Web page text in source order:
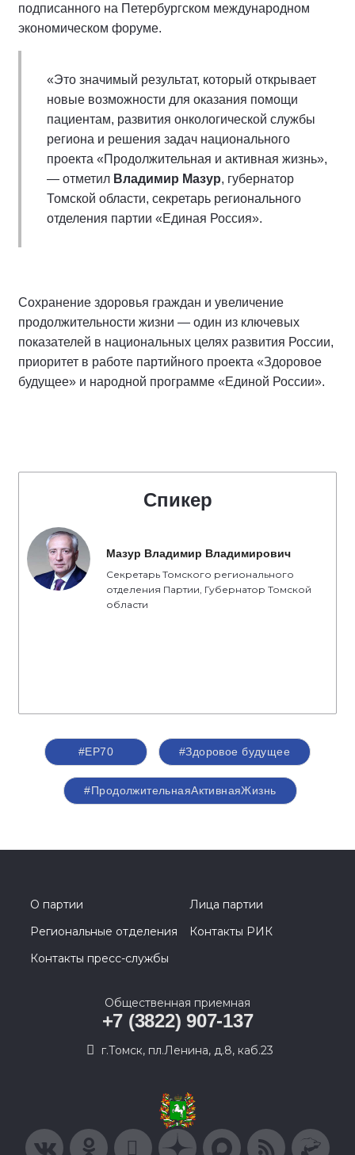
подписанного на Петербургском международном
экономическом форуме.
«Это значимый результат, который открывает
новые возможности для оказания помощи
пациентам, развития онкологической службы
региона и решения задач национального
проекта «Продолжительная и активная жизнь»,
— отметил Владимир Мазур, губернатор
Томской области, секретарь регионального
отделения партии «Единая Россия».
Сохранение здоровья граждан и увеличение
продолжительности жизни — один из ключевых
показателей в национальных целях развития России,
приоритет в работе партийного проекта «Здоровое
будущее» и народной программе «Единой России».
Спикер
Мазур Владимир Владимирович
Секретарь Томского регионального
отделения Партии, Губернатор Томской
области
#ЕР70 #Здоровое будущее
#ПродолжительнаяАктивнаяЖизнь
О партии
Лица партии
Региональные отделения
Контакты РИК
Контакты пресс-службы
Общественная приемная
+7 (3822) 907-137
г.Томск, пл.Ленина, д.8, каб.23